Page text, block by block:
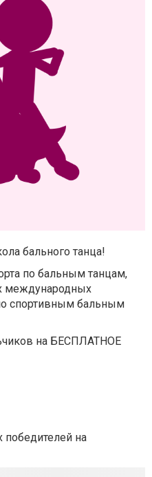
бального танца!
по бальным танцам,
международных
спортивным бальным
на БЕСПЛАТНОЕ
на